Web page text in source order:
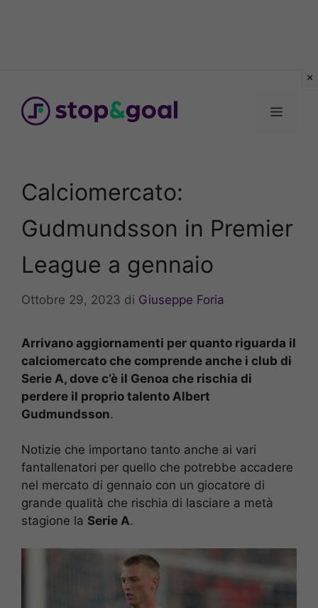
contenuto
Menu
Calciomercato:
Gudmundsson in Premier
League a gennaio
Ottobre 29, 2023 di Giuseppe Foria
Arrivano aggiornamenti per quanto riguarda il
calciomercato che comprende anche i club di
Serie A, dove c’è il Genoa che rischia di
perdere il proprio talento Albert
Gudmundsson.
Notizie che importano tanto anche ai vari
fantallenatori per quello che potrebbe accadere
nel mercato di gennaio con un giocatore di
grande qualità che rischia di lasciare a metà
stagione la Serie A.